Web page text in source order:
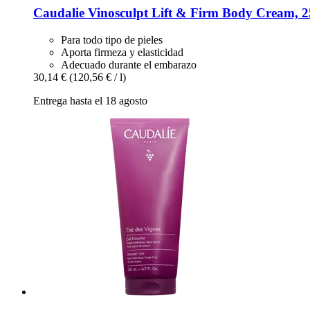
Caudalie Vinosculpt Lift & Firm Body Cream,
Para todo tipo de pieles
Aporta firmeza y elasticidad
Adecuado durante el embarazo
30,14 € (120,56 € / l)
Entrega hasta el 18 agosto